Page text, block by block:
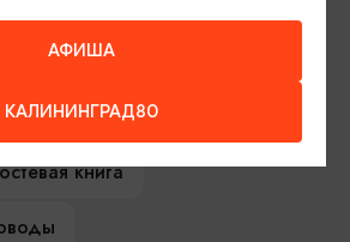
Электронная виза
Афиша мероприятий
книга
АФИША
КАЛИНИНГРАД80